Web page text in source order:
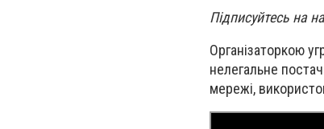
Підписуйтесь на
Організаторкою
нелегальне
мережі,